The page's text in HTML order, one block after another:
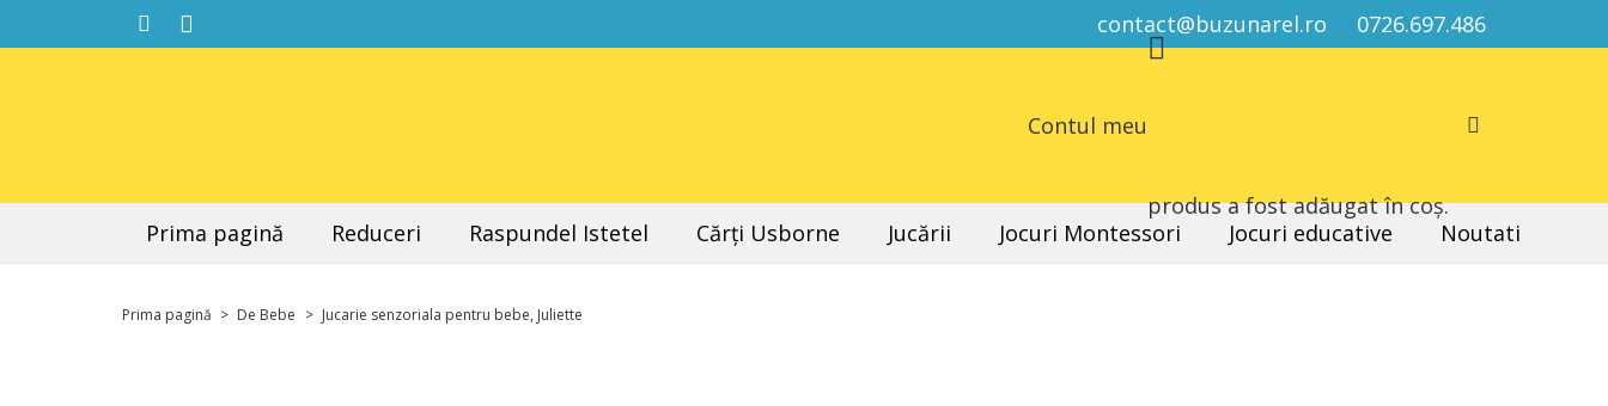
contact@buzunarel.ro 0726.697.486
Contul meu
produsa fost adăugat în coș.
Prima pagină
Reduceri Raspundel Istetel Cărți Usborne Jucării Jocuri Montessori Jocuri educative Noutati
Prima pagină > De Bebe > Jucarie senzoriala pentru bebe, Juliette